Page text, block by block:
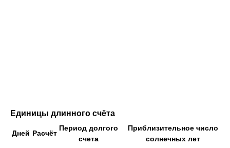
Единицы длинного счёта
Дней Расчёт
Период долгого
счета
Приблизительное число
солнечных лет